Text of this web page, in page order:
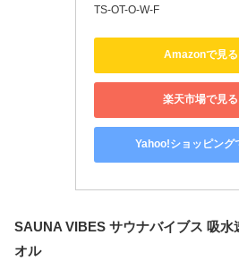
TS-OT-O-W-F
Amazonで見る
楽天市場で見る
Yahoo!ショッピング
SAUNA VIBES サウナバイブス 吸水
オル